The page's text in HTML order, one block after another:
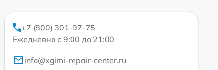
+7 (800) 301-97-75
Ежедневно с 9:00 до 21:00
info@xgimi-repair-center.ru